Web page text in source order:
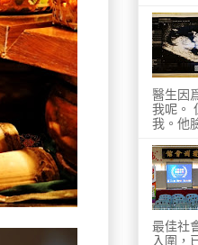
醫生因
我呢。
我。他
最佳社
入圍，